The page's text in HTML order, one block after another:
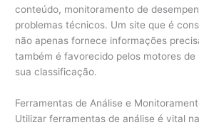
conteúdo, monitoramento de
problemas técnicos. Um site que é
não apenas fornece informações
também é favorecido pelos motores de
sua classificação.
Ferramentas de Análise e
Utilizar ferramentas de análise é vital